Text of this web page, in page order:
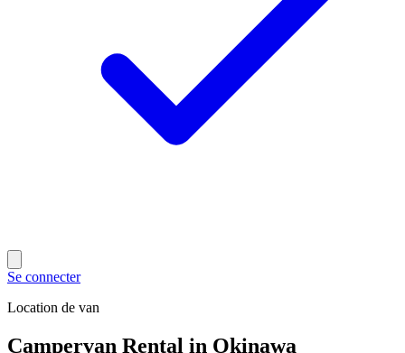
Se connecter
Location de van
Campervan Rental in Okinawa